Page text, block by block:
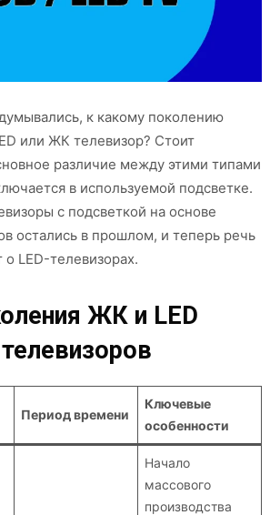
к какому поколению
или ЖК телевизор? Стоит
различие между этими типами
в используемой подсветке.
с подсветкой на основе
остались в прошлом, и теперь речь
LED-телевизорах.
ЖК и LED
телевизоров
Период времени
Ключевые
особенности
Начало
массового
производства